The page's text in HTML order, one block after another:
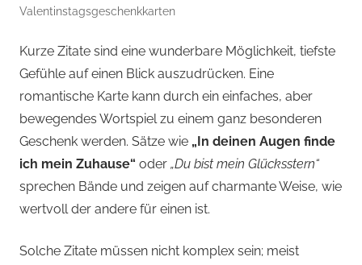
Valentinstagsgeschenkkarten
Kurze Zitate sind eine wunderbare Möglichkeit, tiefste
Gefühle auf einen Blick auszudrücken. Eine
romantische Karte kann durch ein einfaches, aber
bewegendes Wortspiel zu einem ganz besonderen
Geschenk werden. Sätze wie „In deinen Augen finde
ich mein Zuhause“ oder „Du bist mein Glücksstern“
sprechen Bände und zeigen auf charmante Weise, wie
wertvoll der andere für einen ist.
Solche Zitate müssen nicht komplex sein; meist